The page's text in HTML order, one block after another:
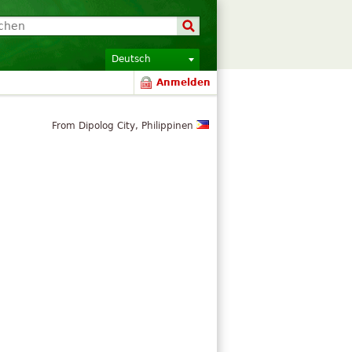
Deutsch
Anmelden
From Dipolog City, Philippinen